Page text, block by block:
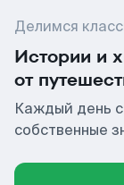
Делимся
Истории и
от
Каждый день
собственные